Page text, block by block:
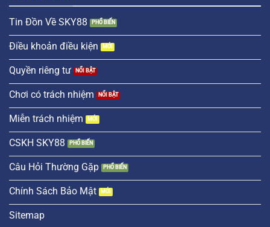
Tin Đồn Về SKY88
Điều khoản điều kiện
Quyền riêng tư
Chơi có trách nhiệm
Miễn trách nhiệm
CSKH SKY88
Câu Hỏi Thường Gặp
Chính Sách Bảo Mật
Sitemap